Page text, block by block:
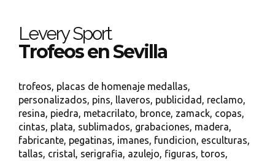
Levery Sport
Trofeos en Sevilla
trofeos, placas de homenaje medallas,
personalizados, pins, llaveros, publicidad, reclamo,
resina, piedra, metacrilato, bronce, zamack, copas,
cintas, plata, sublimados, grabaciones, madera,
fabricante, pegatinas, imanes, fundicion, esculturas,
tallas, cristal, serigrafia, azulejo, figuras, toros,